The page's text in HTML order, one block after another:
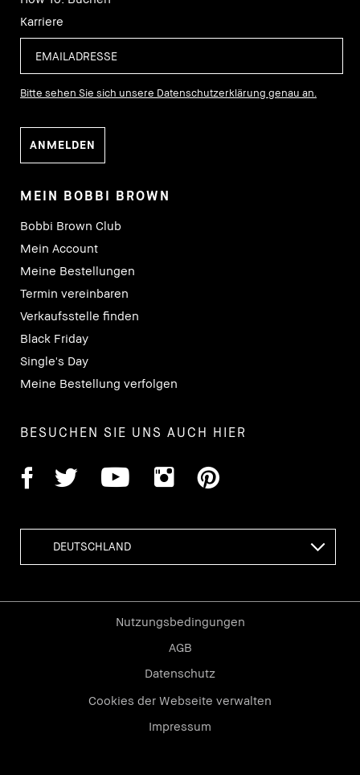
Karriere
Bitte sehen Sie sich unsere Datenschutzerklärung genau an.
MEIN BOBBI BROWN
Bobbi Brown Club
Mein Account
Meine Bestellungen
Termin vereinbaren
Verkaufsstelle finden
Black Friday
Single's Day
Meine Bestellung verfolgen
BESUCHEN SIE UNS AUCH HIER
Nutzungsbedingungen
AGB
Datenschutz
Cookies der Webseite verwalten
Impressum